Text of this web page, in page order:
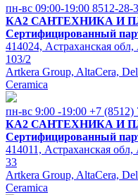
пн-вс 09:00-19:00 8512-28-
КА2 САНТЕХНИКА И
Сертифицированный
414024, Астраханская
103/2
Artkera Group, AltaCera,
Ceramica
пн-вс 9:00 -19:00 +7 (8512)
КА2 САНТЕХНИКА И
Сертифицированный
414011, Астраханская
33
Artkera Group, AltaCera,
Ceramica